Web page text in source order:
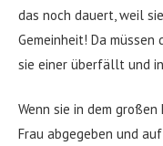
das noch dauert, weil
Gemeinheit! Da
sie einer überfällt und
Wenn sie in dem
Frau abgegeben und